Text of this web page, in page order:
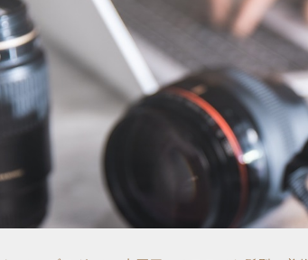
トータルスタイル) プロフィー
卒業・入園・入学
家族写真・グループ写真